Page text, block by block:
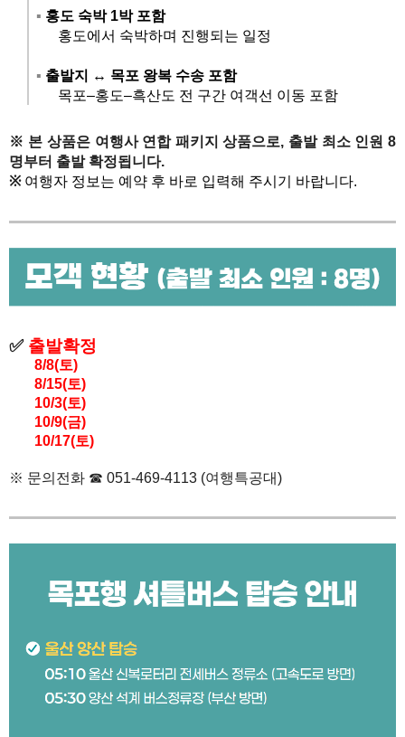
▪️ 홍도 숙박 1박 포함
홍도에서 숙박하며 진행되는 일정
▪️ 출발지 ↔ 목포 왕복 수송 포함
목포–홍도–흑산도 전 구간 여객선 이동 포함
※ 본 상품은 여행사 연합 패키지 상품으로, 출발 최소 인원 8
명부터 출발 확정됩니다.
※ 여행자 정보는 예약 후 바로 입력해 주시기 바랍니다.
✅ 출발확정
8/8(토)
8/15(토)
10/3(토)
10/9(금)
10/17(토)
※ 문의전화 ☎ 051-469-4113 (여행특공대)